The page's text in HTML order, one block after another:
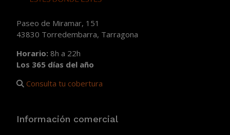
Paseo de Miramar, 151
43830 Torredembarra, Tarragona
Horario: 8h a 22h
Los 365 días del año
Consulta tu cobertura
Información comercial